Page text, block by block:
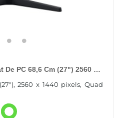
De PC 68,6 Cm (27") 2560 X
2560 x 1440 pixels, Quad